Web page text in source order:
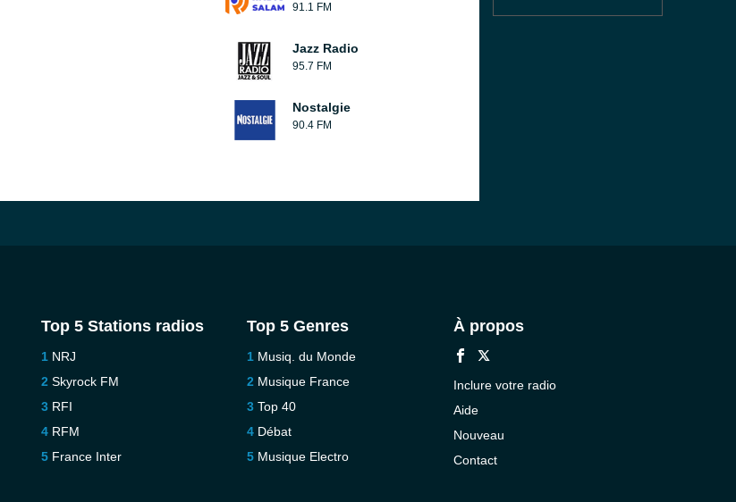
91.1 FM
Jazz Radio
95.7 FM
Nostalgie
90.4 FM
Top 5 Stations radios
NRJ
Skyrock FM
RFI
RFM
France Inter
Top 5 Genres
Musiq. du Monde
Musique France
Top 40
Débat
Musique Electro
À propos
Inclure votre radio
Aide
Nouveau
Contact